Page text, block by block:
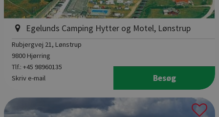
Egelunds Camping Hytter og Motel, Lønstrup
Rubjergvej 21, Lønstrup
9800 Hjørring
Tlf.: +45 98960135
Skriv e-mail
Besøg